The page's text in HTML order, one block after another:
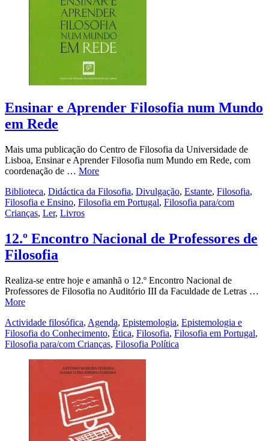
Ensinar e Aprender Filosofia num Mundo
em Rede
Mais uma publicação do Centro de Filosofia da Universidade de
Lisboa, Ensinar e Aprender Filosofia num Mundo em Rede, com
coordenação de … More
Biblioteca, Didáctica da Filosofia, Divulgação, Estante, Filosofia,
Filosofia e Ensino, Filosofia em Portugal, Filosofia para/com
Crianças, Ler, Livros
12.º Encontro Nacional de Professores de
Filosofia
Realiza-se entre hoje e amanhã o 12.º Encontro Nacional de
Professores de Filosofia no Auditório III da Faculdade de Letras …
More
Actividade filosófica, Agenda, Epistemologia, Epistemologia e
Filosofia do Conhecimento, Ética, Filosofia, Filosofia em Portugal,
Filosofia para/com Crianças, Filosofia Política